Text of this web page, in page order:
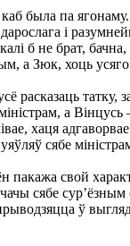
па ягонаму.
і
б не брат,
а Зюк, хоць
расказаць
а
хаця
сябе
свой
сябе
ў